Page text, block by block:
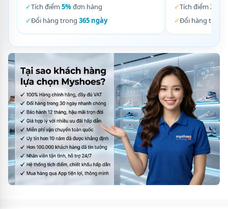
✓Tích điểm 5%đơn hàng
✓Đổi hàng trong 365 ngày
✓Tích điểm 3%
✓Đổi hàng trong